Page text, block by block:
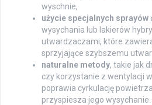
wyschnie,
użycie specjalnych sprayów
wysychania lub lakierów
utwardzaczami, które
sprzyjające szybszemu
naturalne metody, takie jak
czy korzystanie z wentylacji
poprawia cyrkulację
przyspiesza jego wysychanie.